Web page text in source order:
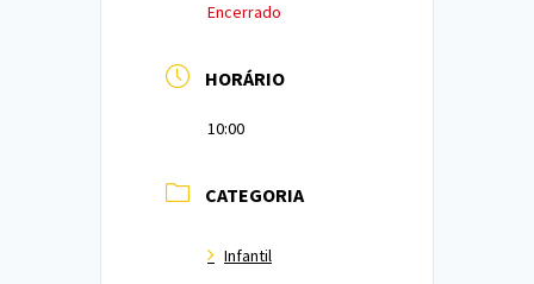
Encerrado
HORÁRIO
10:00
CATEGORIA
Infantil